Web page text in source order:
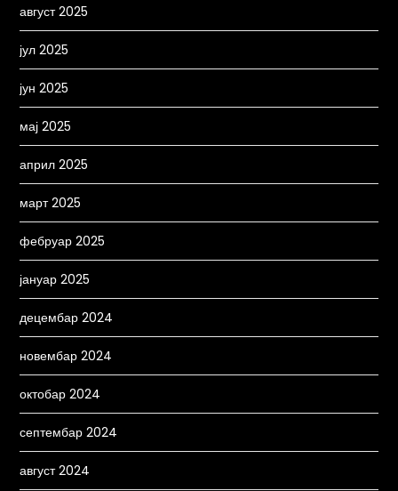
август 2025
јул 2025
јун 2025
мај 2025
април 2025
март 2025
фебруар 2025
јануар 2025
децембар 2024
новембар 2024
октобар 2024
септембар 2024
август 2024